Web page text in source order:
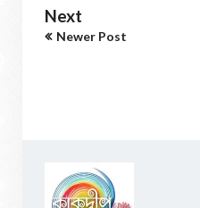
Next
Newer Post